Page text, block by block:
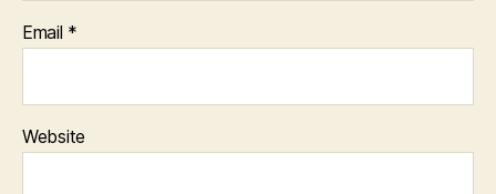
Email *
Website